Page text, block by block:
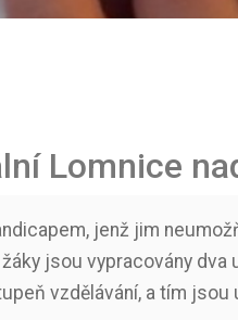
Lomnice
jenž jim
jsou vypracovány
vzdělávání, a tím